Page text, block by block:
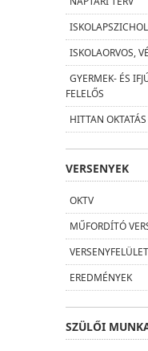
ISKOLAORVOS,
GYERMEK- ÉS
FELELŐS
HITTAN OKTATÁS
VERSENYEK
OKTV
MŰFORDÍTÓ
VERSENYFELÜLET
EREDMÉNYEK
SZÜLŐI